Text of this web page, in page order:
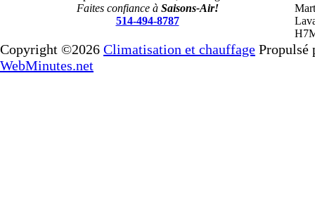
Faites confiance àSaisons-Air!
514-494-8787
Copyright ©2026 Climatisation et chauffage Propulsé
WebMinutes.net